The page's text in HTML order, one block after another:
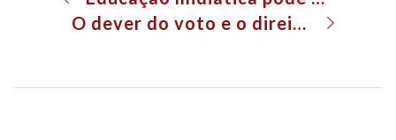
O dever do voto e o direito à informação